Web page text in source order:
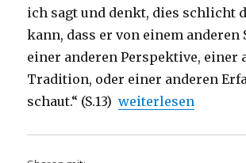
ich sagt und denkt, dies schlicht
kann, dass er von einem anderen
einer anderen Perspektive, einer
Tradition, oder einer anderen
schaut.“ (S.13)„Der verwundete
weiterlesen